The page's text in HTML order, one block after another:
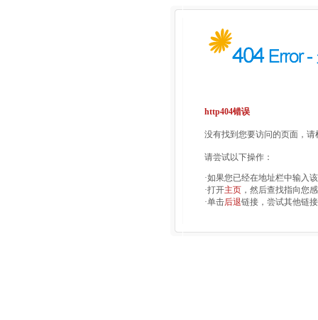
http404错误
没有找到您要访问的页面，
请尝试以下操作：
·如果您已经在地址栏中输入
·打开主页 ，然后查找指向您
·单击后退链接，尝试其他链